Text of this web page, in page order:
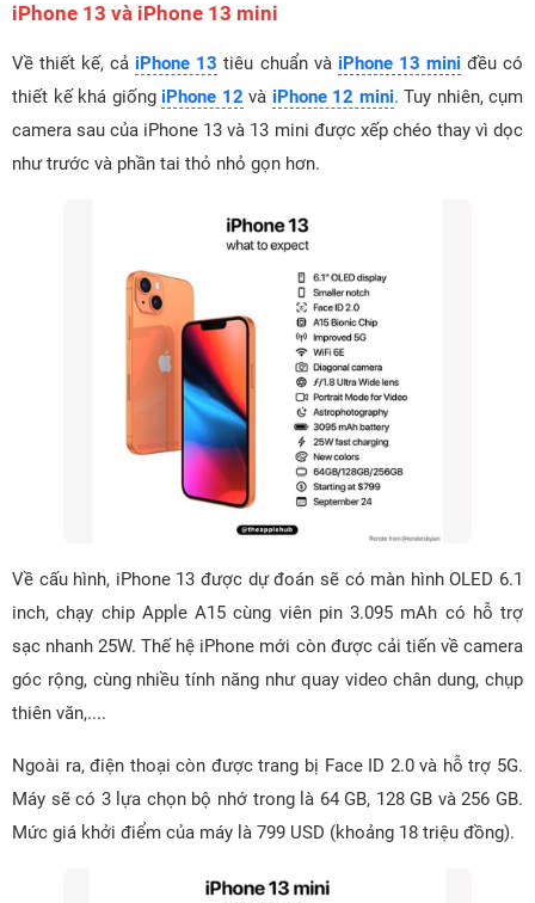
iPhone 13 và iPhone 13 mini
Về thiết kế, cả iPhone 13 tiêu chuẩn và iPhone 13 mini đều có
thiết kế khá giống iPhone 12 và iPhone 12 mini. Tuy nhiên, cụm
camera sau của iPhone 13 và 13 mini được xếp chéo thay vì dọc
như trước và phần tai thỏ nhỏ gọn hơn.
Về cấu hình, iPhone 13 được dự đoán sẽ có màn hình OLED 6.1
inch, chạy chip Apple A15 cùng viên pin 3.095 mAh có hỗ trợ
sạc nhanh 25W. Thế hệ iPhone mới còn được cải tiến về camera
góc rộng, cùng nhiều tính năng như quay video chân dung, chụp
thiên văn,....
Ngoài ra, điện thoại còn được trang bị Face ID 2.0 và hỗ trợ 5G.
Máy sẽ có 3 lựa chọn bộ nhớ trong là 64 GB, 128 GB và 256 GB.
Mức giá khởi điểm của máy là 799 USD (khoảng 18 triệu đồng).